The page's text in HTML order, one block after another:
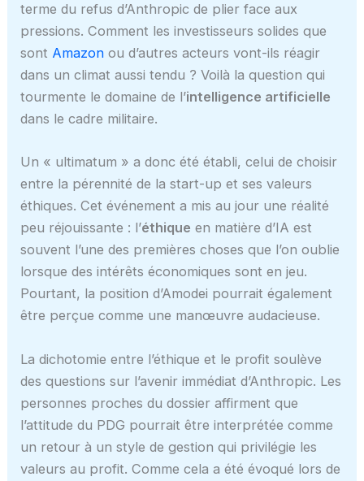
terme du refus d’Anthropic de plier face aux
pressions. Comment les investisseurs solides que
sont Amazon ou d’autres acteurs vont-ils réagir
dans un climat aussi tendu ? Voilà la question qui
tourmente le domaine de l’intelligence artificielle
dans le cadre militaire.
Un « ultimatum » a donc été établi, celui de choisir
entre la pérennité de la start-up et ses valeurs
éthiques. Cet événement a mis au jour une réalité
peu réjouissante : l’éthique en matière d’IA est
souvent l’une des premières choses que l’on oublie
lorsque des intérêts économiques sont en jeu.
Pourtant, la position d’Amodei pourrait également
être perçue comme une manœuvre audacieuse.
La dichotomie entre l’éthique et le profit soulève
des questions sur l’avenir immédiat d’Anthropic. Les
personnes proches du dossier affirment que
l’attitude du PDG pourrait être interprétée comme
un retour à un style de gestion qui privilégie les
valeurs au profit. Comme cela a été évoqué lors de